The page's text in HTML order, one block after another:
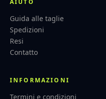
Guida alle taglie
Spedizioni
Resi
Contatto
INFORMAZIONI
Termini e condizioni